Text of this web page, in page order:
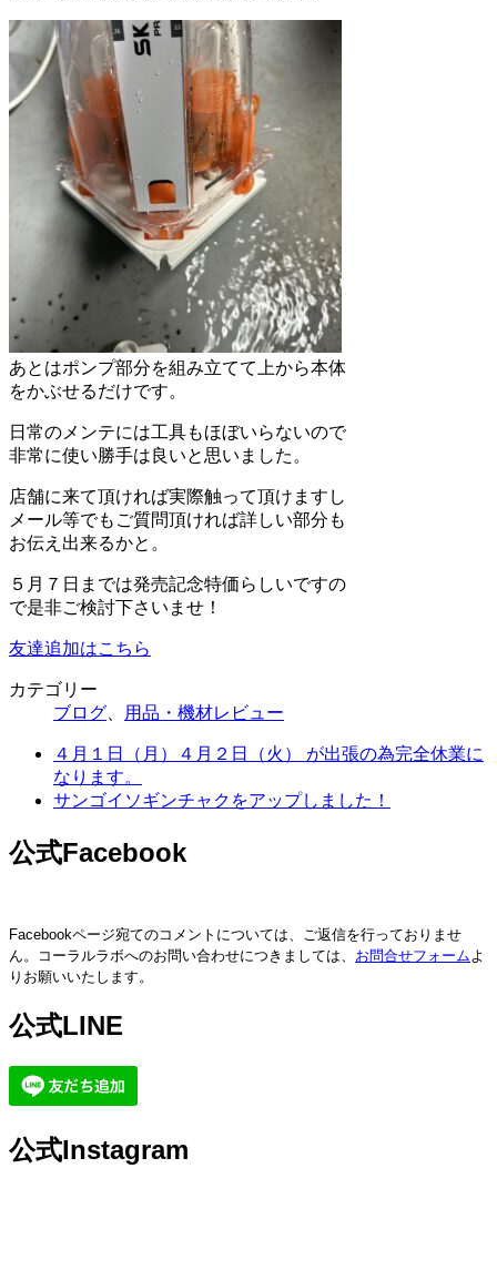
あとはポンプ部分を組み立てて上から本体
をかぶせるだけです。
日常のメンテには工具もほぼいらないので
非常に使い勝手は良いと思いました。
店舗に来て頂ければ実際触って頂けますし
メール等でもご質問頂ければ詳しい部分も
お伝え出来るかと。
５月７日までは発売記念特価らしいですの
で是非ご検討下さいませ！
友達追加はこちら
カテゴリー
ブログ
用品・機材レビュー
４月１日（月）４月２日（火） が出張の為完全休業に
なります。
サンゴイソギンチャクをアップしました！
公式Facebook
Facebookページ宛てのコメントについては、ご返信を行っておりませ
ん。コーラルラボへのお問い合わせにつきましては、 お問合せフォーム よ
りお願いいたします。
公式LINE
公式Instagram